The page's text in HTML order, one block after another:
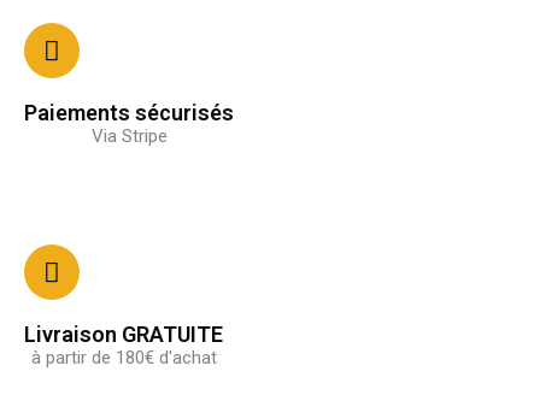
Paiements sécurisés
Via Stripe
Livraison GRATUITE
à partir de 180€ d'achat